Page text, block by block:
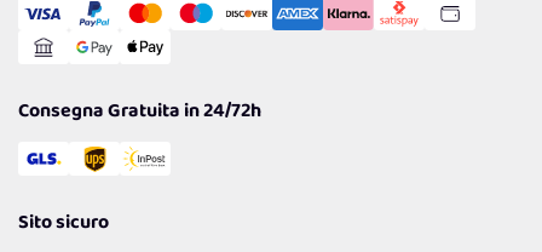
Gestisci Cookie
Reso Facile e Veloce
Consegna Gratuita in 24/72h
Sito sicuro